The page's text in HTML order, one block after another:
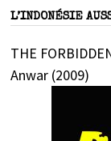
L’INDONÉSIE
THE
Anwar (2009)